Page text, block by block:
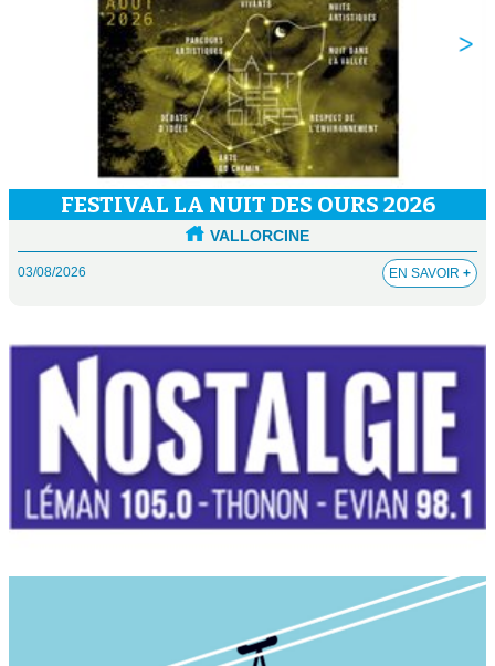
FESTIVAL LA NUIT DES OURS 2026
VALLORCINE
03/08/2026 EN SAVOIR +